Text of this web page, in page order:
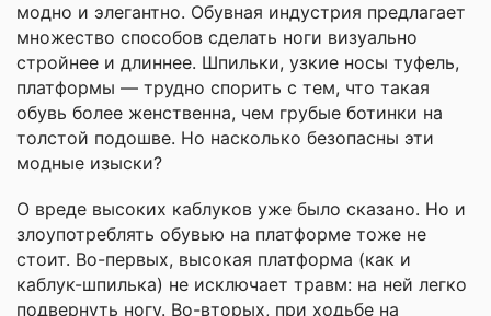
модно и элегантно. Обувная индустрия предлагает
множество способов сделать ноги визуально
стройнее и длиннее. Шпильки, узкие носы туфель,
платформы — трудно спорить с тем, что такая
обувь более женственна, чем грубые ботинки на
толстой подошве. Но насколько безопасны эти
модные изыски?
О вреде высоких каблуков уже было сказано. Но и
злоупотреблять обувью на платформе тоже не
стоит. Во-первых, высокая платформа (как и
каблук-шпилька) не исключает травм: на ней легко
подвернуть ногу. Во-вторых, при ходьбе на